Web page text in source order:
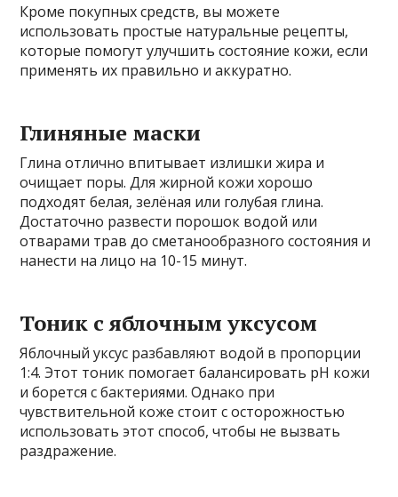
Кроме покупных средств, вы можете
использовать простые натуральные рецепты,
которые помогут улучшить состояние кожи, если
применять их правильно и аккуратно.
Глиняные маски
Глина отлично впитывает излишки жира и
очищает поры. Для жирной кожи хорошо
подходят белая, зелёная или голубая глина.
Достаточно развести порошок водой или
отварами трав до сметанообразного состояния и
нанести на лицо на 10-15 минут.
Тоник с яблочным уксусом
Яблочный уксус разбавляют водой в пропорции
1:4. Этот тоник помогает балансировать pH кожи
и борется с бактериями. Однако при
чувствительной коже стоит с осторожностью
использовать этот способ, чтобы не вызвать
раздражение.